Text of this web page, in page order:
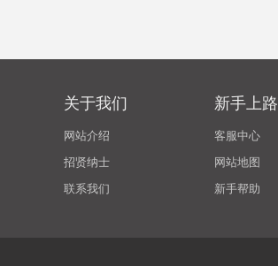
关于我们
网站介绍
招贤纳士
联系我们
新手上路
客服中心
网站地图
新手帮助